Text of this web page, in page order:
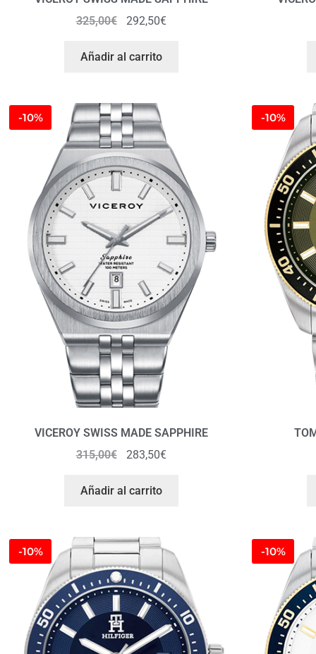
325,00€ 292,50€
Añadir al carrito
-10%
VICEROY SWISS MADE SAPPHIRE
315,00€ 283,50€
Añadir al carrito
-10%
-10% -10%